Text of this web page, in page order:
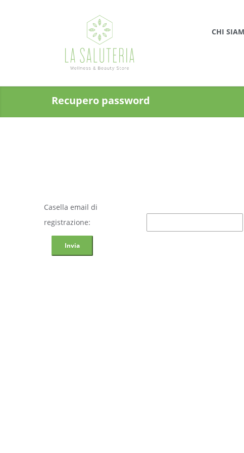
CHI
Recupero password
Casella email di
registrazione: